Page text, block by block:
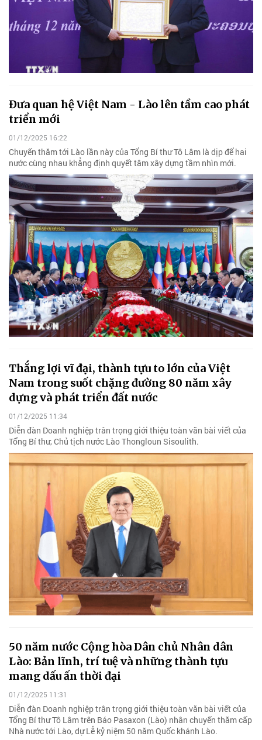
Đưa quan hệ Việt Nam - Lào lên tầm cao phát
triển mới
01/12/2025 16:22
Chuyến thăm tới Lào lần này của Tổng Bí thư Tô Lâm là dịp để hai
nước cùng nhau khẳng định quyết tâm xây dựng tầm nhìn mới.
Thắng lợi vĩ đại, thành tựu to lớn của Việt
Nam trong suốt chặng đường 80 năm xây
dựng và phát triển đất nước
01/12/2025 11:34
Diễn đàn Doanh nghiệp trân trọng giới thiệu toàn văn bài viết của
Tổng Bí thư, Chủ tịch nước Lào Thongloun Sisoulith.
50 năm nước Cộng hòa Dân chủ Nhân dân
Lào: Bản lĩnh, trí tuệ và những thành tựu
mang dấu ấn thời đại
01/12/2025 11:31
Diễn đàn Doanh nghiệp trân trọng giới thiệu toàn văn bài viết của
Tổng Bí thư Tô Lâm trên Báo Pasaxon (Lào) nhân chuyến thăm cấp
Nhà nước tới Lào, dự Lễ kỷ niệm 50 năm Quốc khánh Lào.